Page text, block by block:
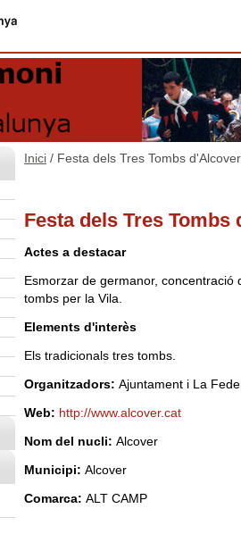
Inici / Festa dels Tres Tombs
Festa dels Tres
Actes a destacar
Esmorzar de germanor,
tombs per la Vila.
Elements d'interès
Els tradicionals tres tombs.
Organitzadors: Ajuntament i La
Web: http://www.alcover.cat
Nom del nucli: Alcover
Municipi: Alcover
Comarca: ALT CAMP